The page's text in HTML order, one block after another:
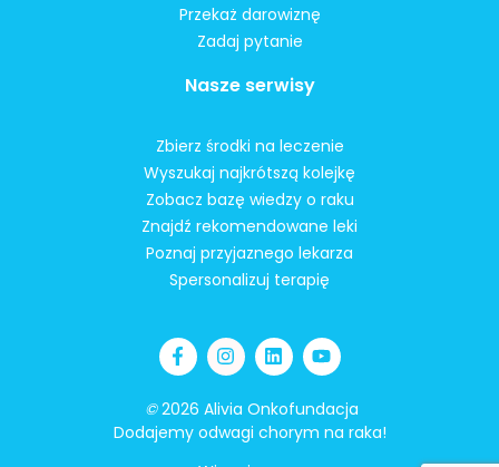
Przekaż darowiznę
Zadaj pytanie
Nasze serwisy
Zbierz środki na leczenie
Wyszukaj najkrótszą kolejkę
Zobacz bazę wiedzy o raku
Znajdź rekomendowane leki
Poznaj przyjaznego lekarza
Spersonalizuj terapię
©2026 Alivia Onkofundacja
Dodajemy odwagi chorym na raka!